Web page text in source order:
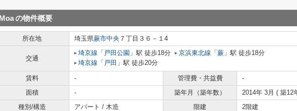
Moaの物件概要
所在地 埼玉県蕨市中央 ７丁目３６－１4
交通
埼京線 「 戸田公園 」駅 徒歩18分 京浜東北線 「 蕨 」駅 徒歩18分
埼京線 「 戸田 」駅 徒歩20分
賃料 - 管理費・共益費
-
面積
- 築年月（築年数）
2014年 3月 ( 築12
種別/構造
アパート / 木造 階建 2階建